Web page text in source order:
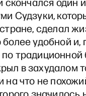
Судзуки,
сделал
удобной и,
традиционной
в захудалом
на что не